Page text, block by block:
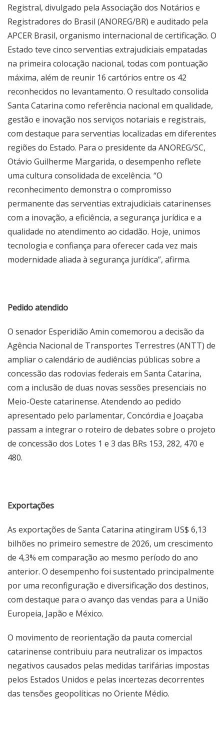
Registral, divulgado pela Associação dos Notários e
Registradores do Brasil (ANOREG/BR) e auditado pela
APCER Brasil, organismo internacional de certificação. O
Estado teve cinco serventias extrajudiciais empatadas
na primeira colocação nacional, todas com pontuação
máxima, além de reunir 16 cartórios entre os 42
reconhecidos no levantamento. O resultado consolida
Santa Catarina como referência nacional em qualidade,
gestão e inovação nos serviços notariais e registrais,
com destaque para serventias localizadas em diferentes
regiões do Estado. Para o presidente da ANOREG/SC,
Otávio Guilherme Margarida, o desempenho reflete
uma cultura consolidada de excelência. “O
reconhecimento demonstra o compromisso
permanente das serventias extrajudiciais catarinenses
com a inovação, a eficiência, a segurança jurídica e a
qualidade no atendimento ao cidadão. Hoje, unimos
tecnologia e confiança para oferecer cada vez mais
modernidade aliada à segurança jurídica”, afirma.
Pedido atendido
O senador Esperidião Amin comemorou a decisão da
Agência Nacional de Transportes Terrestres (ANTT) de
ampliar o calendário de audiências públicas sobre a
concessão das rodovias federais em Santa Catarina,
com a inclusão de duas novas sessões presenciais no
Meio-Oeste catarinense. Atendendo ao pedido
apresentado pelo parlamentar, Concórdia e Joaçaba
passam a integrar o roteiro de debates sobre o projeto
de concessão dos Lotes 1 e 3 das BRs 153, 282, 470 e
480.
Exportações
As exportações de Santa Catarina atingiram US$ 6,13
bilhões no primeiro semestre de 2026, um crescimento
de 4,3% em comparação ao mesmo período do ano
anterior. O desempenho foi sustentado principalmente
por uma reconfiguração e diversificação dos destinos,
com destaque para o avanço das vendas para a União
Europeia, Japão e México.
O movimento de reorientação da pauta comercial
catarinense contribuiu para neutralizar os impactos
negativos causados pelas medidas tarifárias impostas
pelos Estados Unidos e pelas incertezas decorrentes
das tensões geopolíticas no Oriente Médio.